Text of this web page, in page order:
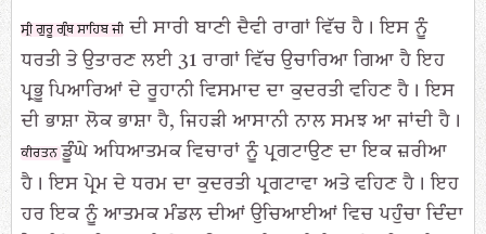
ਸ੍ਰੀ ਗੁਰੂ ਗ੍ਰੰਥ ਸਾਹਿਬ ਜੀ ਦੀ ਸਾਰੀ ਬਾਣੀ ਦੈਵੀ ਰਾਗਾਂ ਵਿੱਚ ਹੈ। ਇਸ ਨੂੰ
ਧਰਤੀ ਤੇ ਉਤਾਰਣ ਲਈ 31 ਰਾਗਾਂ ਵਿੱਚ ਉਚਾਰਿਆ ਗਿਆ ਹੈ ਇਹ
ਪ੍ਰਭੂ ਪਿਆਰਿਆਂ ਦੇ ਰੂਹਾਨੀ ਵਿਸਮਾਦ ਦਾ ਕੁਦਰਤੀ ਵਹਿਣ ਹੈ। ਇਸ
ਦੀ ਭਾਸ਼ਾ ਲੋਕ ਭਾਸ਼ਾ ਹੈ, ਜਿਹੜੀ ਆਸਾਨੀ ਨਾਲ ਸਮਝ ਆ ਜਾਂਦੀ ਹੈ।
ਕੀਰਤਨ ਡੂੰਘੇ ਅਧਿਆਤਮਕ ਵਿਚਾਰਾਂ ਨੂੰ ਪ੍ਰਗਟਾਉਣ ਦਾ ਇਕ ਜ਼ਰੀਆ
ਹੈ। ਇਸ ਪ੍ਰੇਮ ਦੇ ਧਰਮ ਦਾ ਕੁਦਰਤੀ ਪ੍ਰਗਟਾਵਾ ਅਤੇ ਵਹਿਣ ਹੈ। ਇਹ
ਹਰ ਇਕ ਨੂੰ ਆਤਮਕ ਮੰਡਲ ਦੀਆਂ ਉਚਿਆਈਆਂ ਵਿਚ ਪਹੁੰਚਾ ਦਿੰਦਾ